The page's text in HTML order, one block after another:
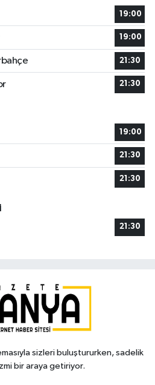
19:00
19:00
21:30
21:30
19:00
21:30
21:30
21:30
sizleri buluştururken, sadelik
bir araya getiriyor.